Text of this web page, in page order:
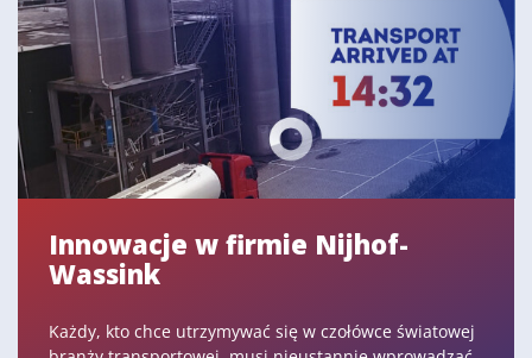
Innowacje w firmie Nijhof-
Wassink
Każdy, kto chce utrzymywać się w czołówce światowej